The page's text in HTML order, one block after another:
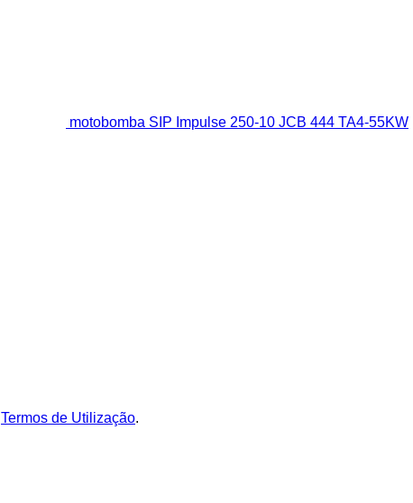
motobomba SIP Impulse 250-10 JCB 444 TA4-55KW
Termos de Utilização.